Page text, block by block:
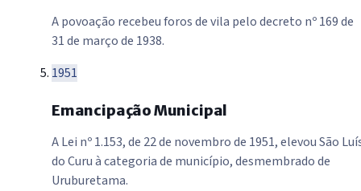
A povoação recebeu foros de vila pelo decreto nº 169 de
31 de março de 1938.
1951
Emancipação Municipal
A Lei nº 1.153, de 22 de novembro de 1951, elevou São
do Curu à categoria de município, desmembrado de
Uruburetama.